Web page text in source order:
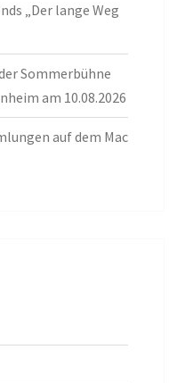
„Der lange Weg
Sommerbühne
am 10.08.2026
auf dem Mac